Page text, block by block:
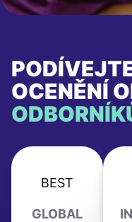
OCENĚNÍ
BEST
GLOBAL